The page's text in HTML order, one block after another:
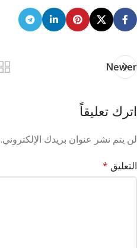
Newer
اترك تعليقاً
لن يتم نشر عنوان بريدك الإلكتروني.
التعليق *